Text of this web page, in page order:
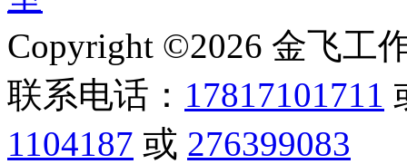
Copyright ©2026 金飞工
联系电话： 17817101711
1104187 或 276399083